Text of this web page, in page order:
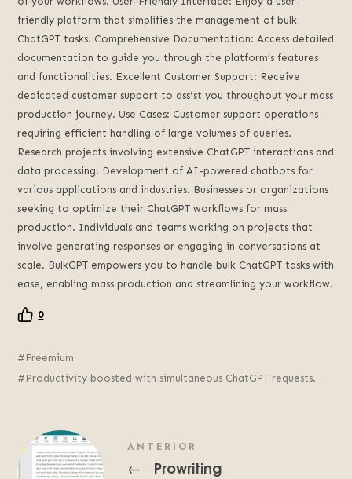
friendly platform that simplifies the management of bulk
ChatGPT tasks. Comprehensive Documentation: Access detailed
documentation to guide you through the platform’s features
and functionalities. Excellent Customer Support: Receive
dedicated customer support to assist you throughout your mass
production journey. Use Cases: Customer support operations
requiring efficient handling of large volumes of queries.
Research projects involving extensive ChatGPT interactions and
data processing. Development of AI-powered chatbots for
various applications and industries. Businesses or organizations
seeking to optimize their ChatGPT workflows for mass
production. Individuals and teams working on projects that
involve generating responses or engaging in conversations at
scale. BulkGPT empowers you to handle bulk ChatGPT tasks with
ease, enabling mass production and streamlining your workflow.
0
Freemium
Productivity boosted with simultaneous ChatGPT requests.
ANTERIOR
← Prowriting